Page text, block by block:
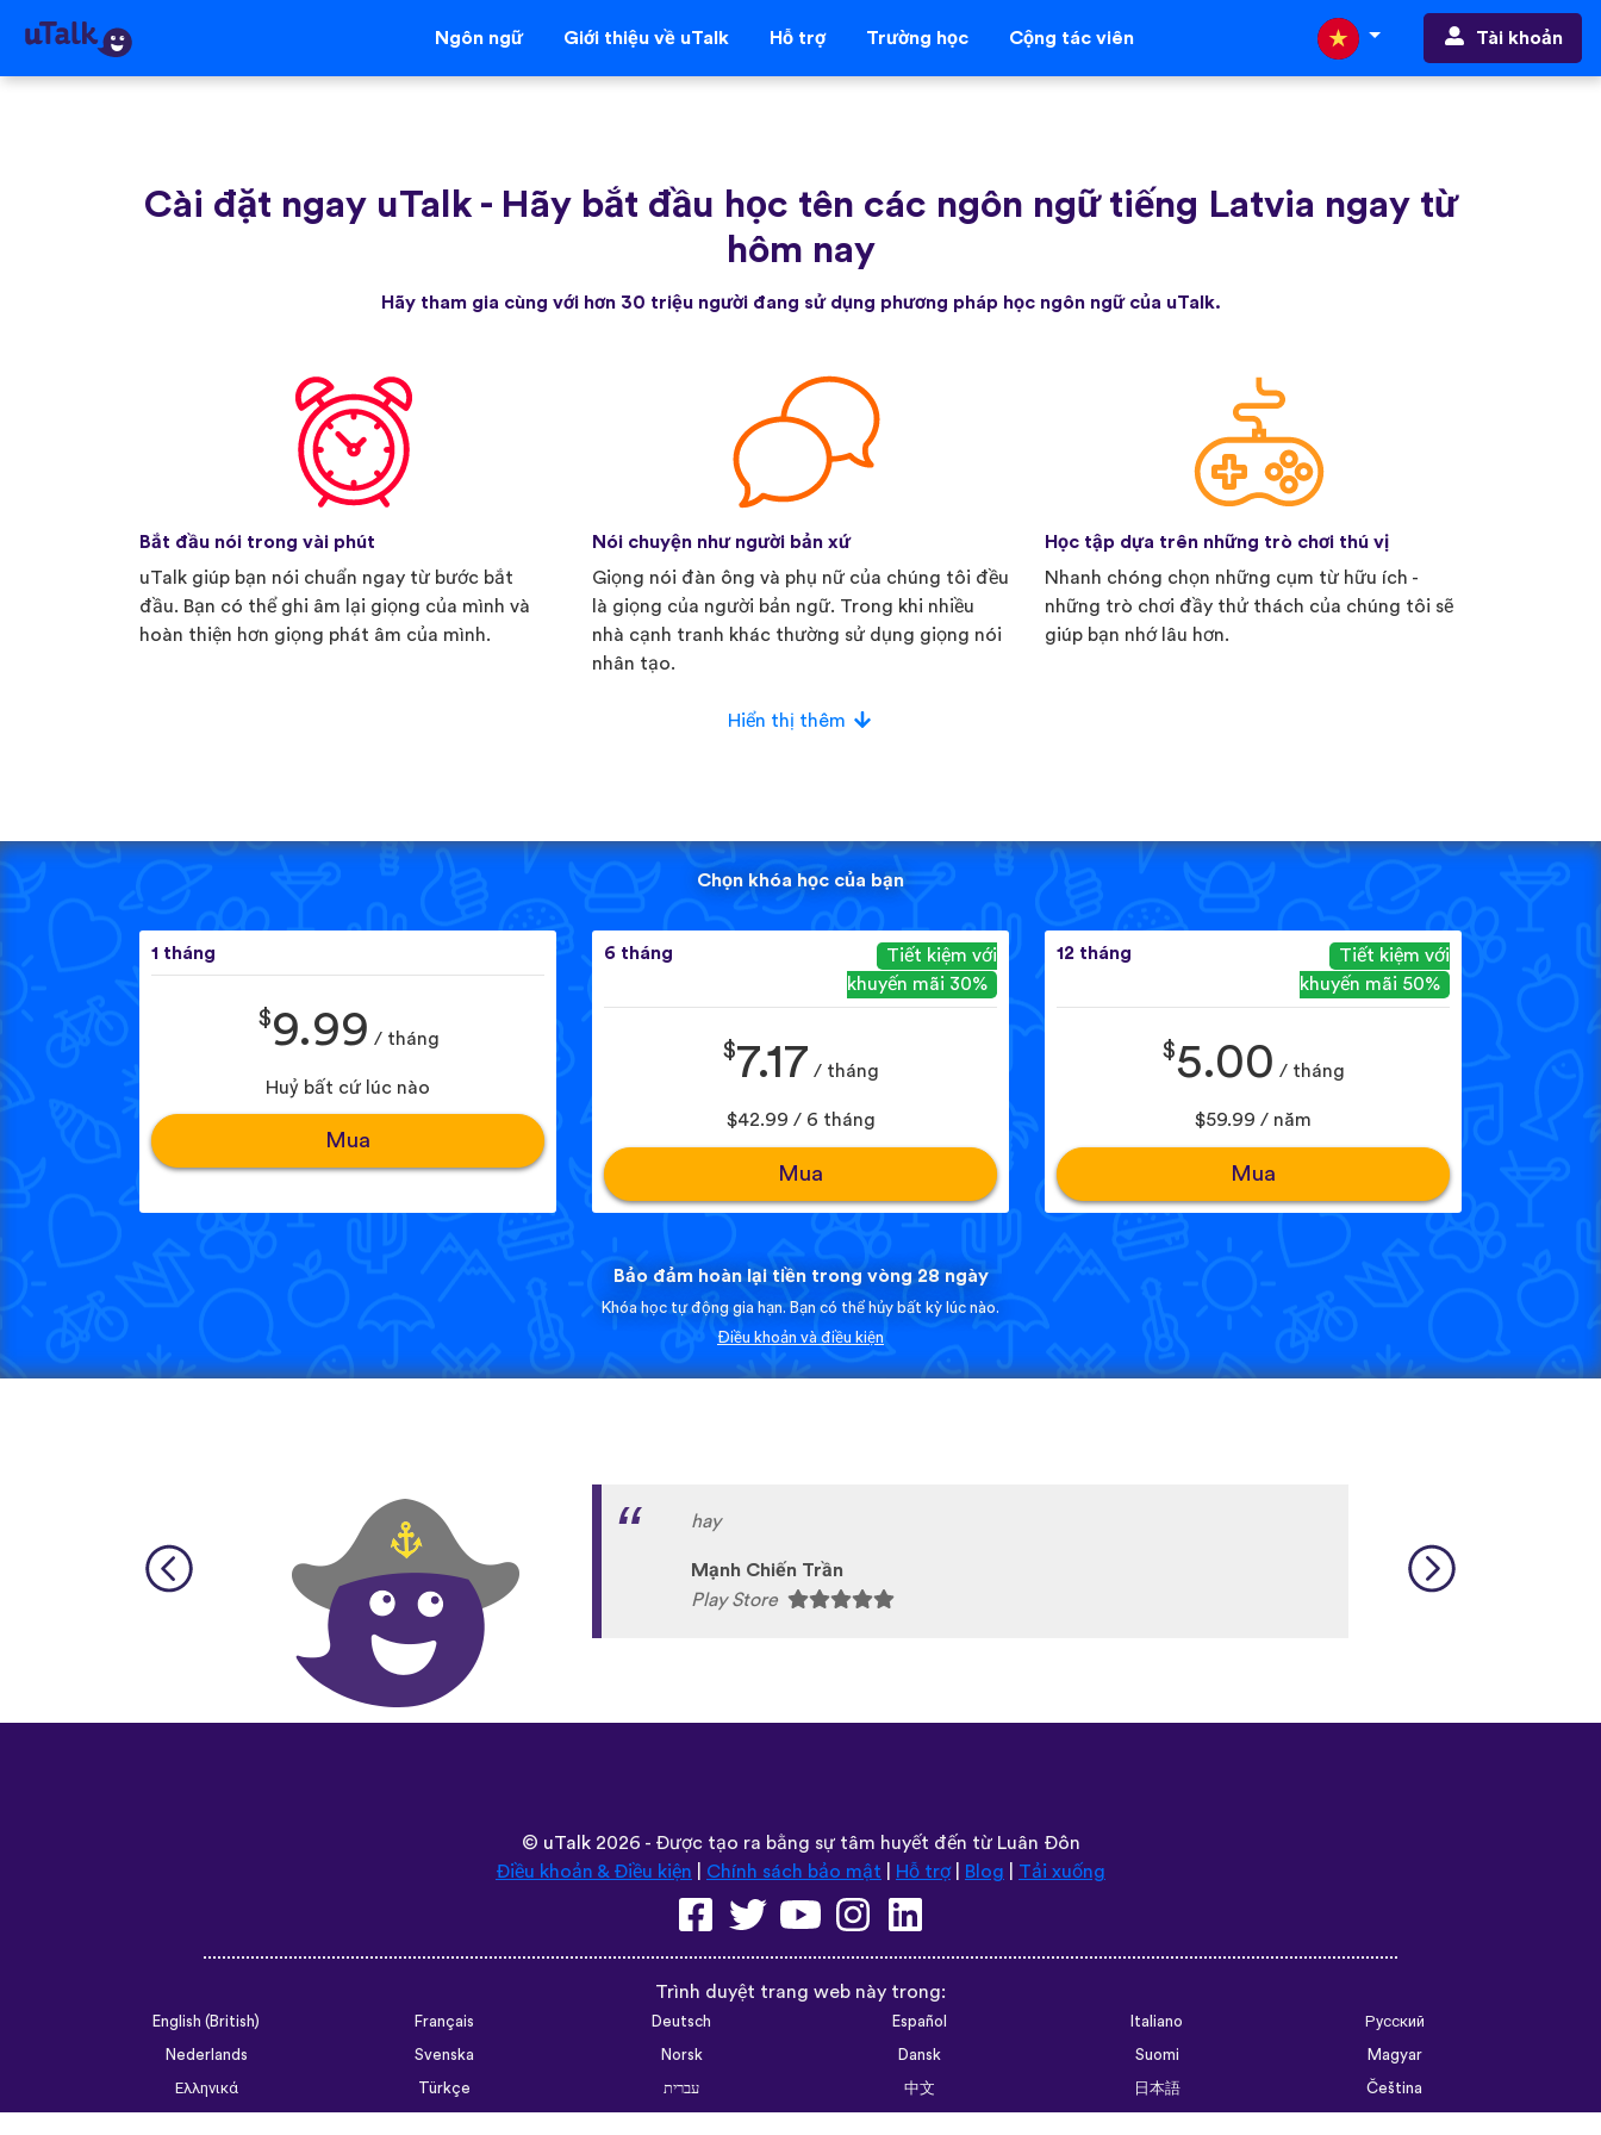
Ngôn ngữ Giới thiệu về uTalk Hỗ trợ Trường học Cộng tác viên Tài khoản
Cài đặt ngay uTalk - Hãy bắt đầu học tên các ngôn ngữ tiếng Latvia ngay từ
hôm nay
Hãy tham gia cùng với hơn 30 triệu người đang sử dụng phương pháp học ngôn ngữ của uTalk.
Bắt đầu nói trong vài phút
uTalk giúp bạn nói chuẩn ngay từ bước bắt
đầu. Bạn có thể ghi âm lại giọng của mình và
hoàn thiện hơn giọng phát âm của mình.
Nói chuyện như người bản xứ
Giọng nói đàn ông và phụ nữ của chúng tôi đều
là giọng của người bản ngữ. Trong khi nhiều
nhà cạnh tranh khác thường sử dụng giọng nói
nhân tạo.
Học tập dựa trên những trò chơi thú vị
Nhanh chóng chọn những cụm từ hữu ích -
những trò chơi đầy thử thách của chúng tôi sẽ
giúp bạn nhớ lâu hơn.
Hiển thị thêm
Chọn khóa học của bạn
1 tháng
$9.99 / tháng
Huỷ bất cứ lúc nào
Mua
6 tháng
Tiết kiệm với
khuyến mãi 30%
$7.17 / tháng
$42.99 / 6 tháng
Mua
12 tháng
Tiết kiệm với
khuyến mãi 50%
$5.00 / tháng
$59.99 / năm
Mua
Bảo đảm hoàn lại tiền trong vòng 28 ngày
Khóa học tự động gia hạn. Bạn có thể hủy bất kỳ lúc nào.
Điều khoản và điều kiện
I love this app! I am learning Serbian, which is a relatively rare language
languages are on here. This is a wonderful resource, and I feel like each
language has a lot of care given to it. I love that native speakers are used
and I’m grateful that you don’t have to pay to access all the courses like
some apps. However, I love this app so much that I think I will be doing
that just for the extra features! Thanks
lexogenous
App Store